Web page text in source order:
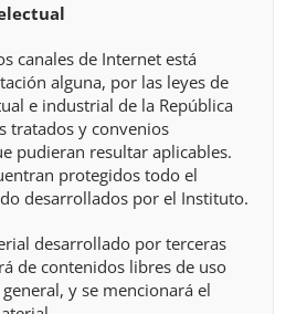
canales de Internet está
alguna, por las leyes de
e industrial de la República
tratados y convenios
pudieran resultar aplicables.
protegidos todo el
desarrollados por el Instituto.
desarrollado por terceras
de contenidos libres de uso
y se mencionará el